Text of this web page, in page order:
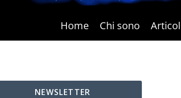
Home Chi sono
NEWSLETTER